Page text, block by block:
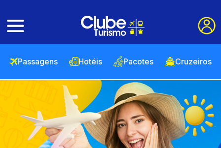
Passagens Hotéis Pacotes Cruzeiros